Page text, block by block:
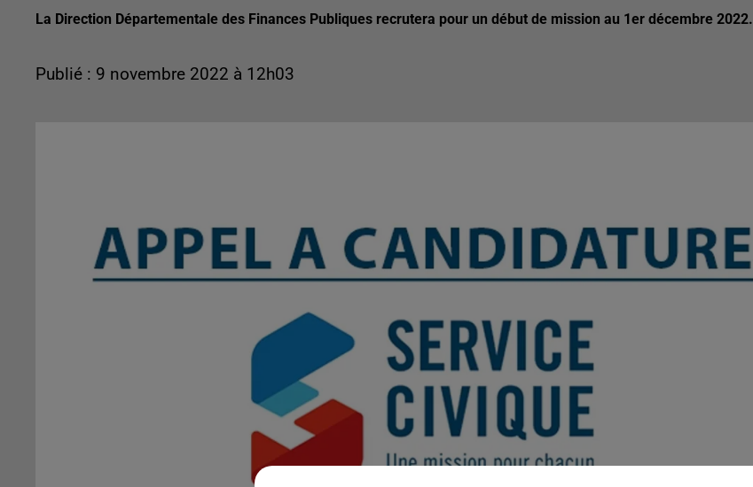
La Direction Départementale des Finances Publiques recrutera pour un début de mission au 1er décembre 2022.
Publié : 9 novembre 2022 à 12h03